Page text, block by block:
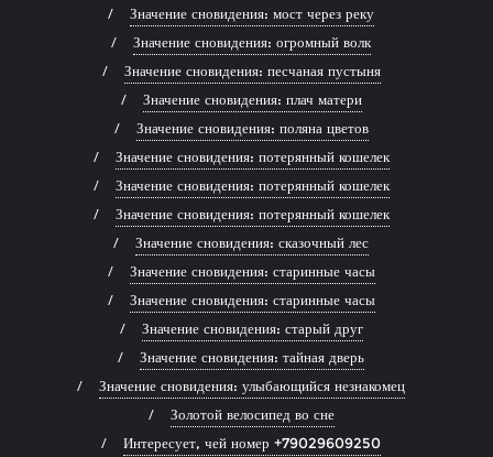
Значение сновидения: мост через реку
Значение сновидения: огромный волк
Значение сновидения: песчаная пустыня
Значение сновидения: плач матери
Значение сновидения: поляна цветов
Значение сновидения: потерянный кошелек
Значение сновидения: потерянный кошелек
Значение сновидения: потерянный кошелек
Значение сновидения: сказочный лес
Значение сновидения: старинные часы
Значение сновидения: старинные часы
Значение сновидения: старый друг
Значение сновидения: тайная дверь
Значение сновидения: улыбающийся незнакомец
Золотой велосипед во сне
Интересует, чей номер +79029609250